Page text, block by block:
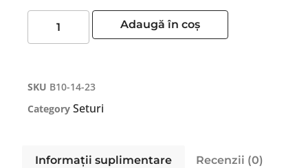
Adaugă în coș
SKU B10-14-23
Category Seturi
Informații suplimentare Recenzii (0)